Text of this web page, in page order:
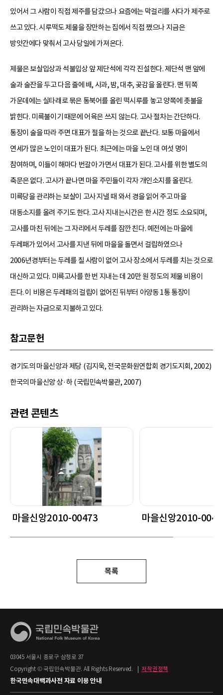
있어서 그 사람이 직접 제주를 담갔으나 요즘에는 막걸리를 사다가 제주로
쓰고 있다. 시루떡도 제물을 장만하는 집에서 직접 쪘으나 지금은
방앗간에다 맞춰서 고사 당일에 가져온다.
제물은 보살입상과 석불입상 앞 제단석에 각각 진설한다. 제단석 맨 앞에
술과 술잔을 두고 다음 줄에 배, 사과, 밤, 대추, 곶감을 올린다. 맨 뒤쪽
가운데에는 실타래로 묶은 통북어를 올린 떡시루를 놓고 양쪽에 촛불을
밝힌다. 미륵불이기 때문에 어육은 쓰지 않는다. 고사 절차는 간단하다.
통장이 술을 따라 주면 대표가 절을 하는 것으로 끝난다. 보통 마을에서
연세가 많은 노인이 대표가 된다. 최근에는 마을 노인 대 여섯 명이
참여하며, 이들이 해마다 번갈아 가면서 대표가 된다. 고사를 위한 별도의
축문은 없다. 고사가 끝나면 마을 주민들이 각자 개인소지를 올린다.
미륵당을 관리하는 보살이 고사 지낼 때 와서 경을 읽어 주고 마을
대동소지를 올려 주기도 한다. 고사 지내는시간은 한 시간 정도 소요되며,
고사를 마친 뒤에는 그 자리에서 두레를 잠깐 친다. 예전에는 마을에
두레패가 있어서 고사를 지낸 뒤에 마을을 돌면서 걸립하였으나
2006년경부터는 두레를 칠 사람이 없어 고사 장소에서 두레를 치는 것으로
대신하고 있다. 미륵고사를 한 번 지내는 데 20만 원 정도의 제물 비용이
든다. 이 비용은 두레패의 걸립이 없어진 뒤부터 아양동 1통 통장이
관리하는 자금으로 지불하고 있다.
참고문헌
경기도의 마을신앙과 제당 (김지욱, 전국문화원연합회 경기도지회, 2002)
한국의 마을신앙 상·하 (국립민속박물관, 2007)
관련 콘텐츠
마을신앙2010-00473 마을신앙2010-
목록
03045 서울시 종로구 삼청로 37
Copyright © 국립민속박물관. All Rights Reserved.
저작권정책
한국민속대백과사전 자료 이용 안내